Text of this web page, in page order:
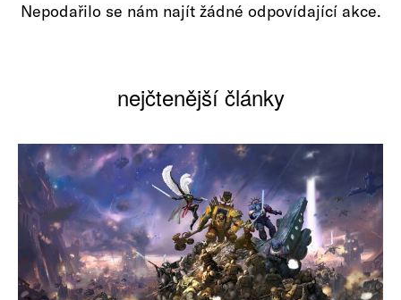
Nepodařilo se nám najít žádné odpovídající akce.
nejčtenější články